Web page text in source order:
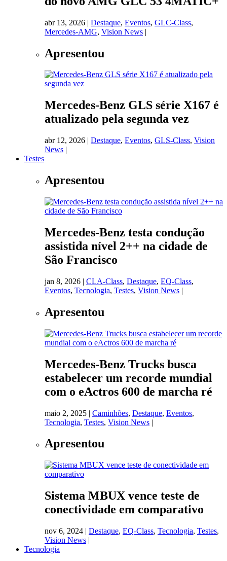
abr 13, 2026 | Destaque, Eventos, GLC-Class,
Mercedes-AMG, Vision News |
Apresentou
Mercedes-Benz GLS série X167 é
atualizado pela segunda vez
abr 12, 2026 | Destaque, Eventos, GLS-Class, Vision
News |
Testes
Apresentou
Mercedes-Benz testa condução
assistida nível 2++ na cidade de
São Francisco
jan 8, 2026 | CLA-Class, Destaque, EQ-Class,
Eventos, Tecnologia, Testes, Vision News |
Apresentou
Mercedes-Benz Trucks busca
estabelecer um recorde mundial
com o eActros 600 de marcha ré
maio 2, 2025 | Caminhões, Destaque, Eventos,
Tecnologia, Testes, Vision News |
Apresentou
Sistema MBUX vence teste de
conectividade em comparativo
nov 6, 2024 | Destaque, EQ-Class, Tecnologia, Testes,
Vision News |
Tecnologia